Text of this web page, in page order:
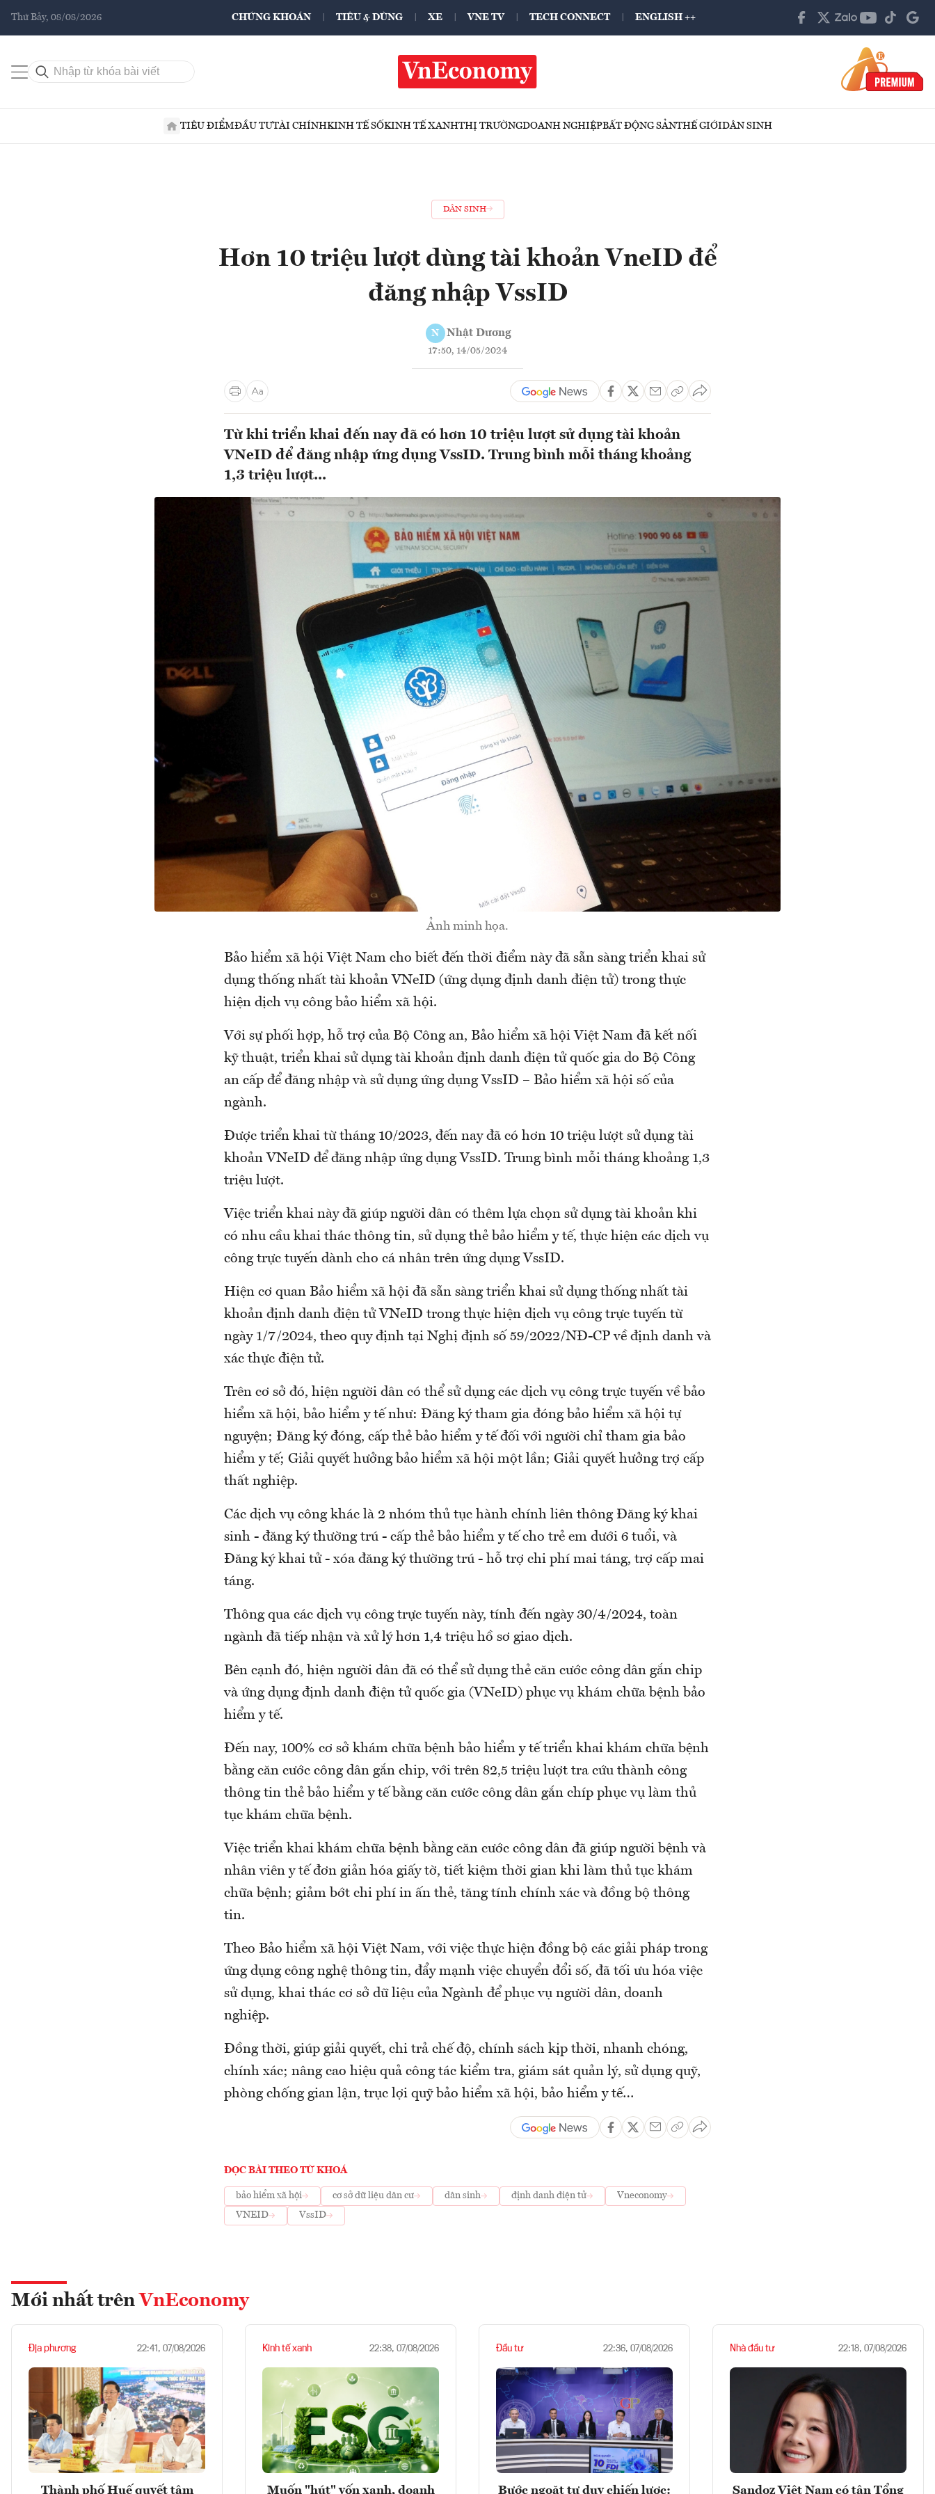
Thứ Bảy, 08/08/2026 CHỨNG KHOÁN TIÊU & DÙNG XE VNE TV TECH CONNECT ENGLISH ++
TIÊU ĐIỂMĐẦU TƯTÀI CHÍNHKINH TẾ SỐKINH TẾ XANHTHỊ TRƯỜNGDOANH NGHIỆPBẤT ĐỘNG SẢNTHẾ GIỚIDÂN SINH
DÂN SINH
Hơn 10 triệu lượt dùng tài khoản VneID để
đăng nhập VssID
N Nhật Dương
17:50, 14/05/2024
Từ khi triển khai đến nay đã có hơn 10 triệu lượt sử dụng tài khoản
VNeID để đăng nhập ứng dụng VssID. Trung bình mỗi tháng khoảng
1,3 triệu lượt...
Ảnh minh họa.
Bảo hiểm xã hội Việt Nam cho biết đến thời điểm này đã sẵn sàng triển khai sử
dụng thống nhất tài khoản VNeID (ứng dụng định danh điện tử) trong thực
hiện dịch vụ công bảo hiểm xã hội.
Với sự phối hợp, hỗ trợ của Bộ Công an, Bảo hiểm xã hội Việt Nam đã kết nối
kỹ thuật, triển khai sử dụng tài khoản định danh điện tử quốc gia do Bộ Công
an cấp để đăng nhập và sử dụng ứng dụng VssID – Bảo hiểm xã hội số của
ngành.
Được triển khai từ tháng 10/2023, đến nay đã có hơn 10 triệu lượt sử dụng tài
khoản VNeID để đăng nhập ứng dụng VssID. Trung bình mỗi tháng khoảng 1,3
triệu lượt.
Việc triển khai này đã giúp người dân có thêm lựa chọn sử dụng tài khoản khi
có nhu cầu khai thác thông tin, sử dụng thẻ bảo hiểm y tế, thực hiện các dịch vụ
công trực tuyến dành cho cá nhân trên ứng dụng VssID.
Hiện cơ quan Bảo hiểm xã hội đã sẵn sàng triển khai sử dụng thống nhất tài
khoản định danh điện tử VNeID trong thực hiện dịch vụ công trực tuyến từ
ngày 1/7/2024, theo quy định tại Nghị định số 59/2022/NĐ-CP về định danh và
xác thực điện tử.
Trên cơ sở đó, hiện người dân có thể sử dụng các dịch vụ công trực tuyến về bảo
hiểm xã hội, bảo hiểm y tế như: Đăng ký tham gia đóng bảo hiểm xã hội tự
nguyện; Đăng ký đóng, cấp thẻ bảo hiểm y tế đối với người chỉ tham gia bảo
hiểm y tế; Giải quyết hưởng bảo hiểm xã hội một lần; Giải quyết hưởng trợ cấp
thất nghiệp.
Các dịch vụ công khác là 2 nhóm thủ tục hành chính liên thông Đăng ký khai
sinh - đăng ký thường trú - cấp thẻ bảo hiểm y tế cho trẻ em dưới 6 tuổi, và
Đăng ký khai tử - xóa đăng ký thường trú - hỗ trợ chi phí mai táng, trợ cấp mai
táng.
Thông qua các dịch vụ công trực tuyến này, tính đến ngày 30/4/2024, toàn
ngành đã tiếp nhận và xử lý hơn 1,4 triệu hồ sơ giao dịch.
Bên cạnh đó, hiện người dân đã có thể sử dụng thẻ căn cước công dân gắn chip
và ứng dụng định danh điện tử quốc gia (VNeID) phục vụ khám chữa bệnh bảo
hiểm y tế.
Đến nay, 100% cơ sở khám chữa bệnh bảo hiểm y tế triển khai khám chữa bệnh
bằng căn cước công dân gắn chip, với trên 82,5 triệu lượt tra cứu thành công
thông tin thẻ bảo hiểm y tế bằng căn cước công dân gắn chíp phục vụ làm thủ
tục khám chữa bệnh.
Việc triển khai khám chữa bệnh bằng căn cước công dân đã giúp người bệnh và
nhân viên y tế đơn giản hóa giấy tờ, tiết kiệm thời gian khi làm thủ tục khám
chữa bệnh; giảm bớt chi phí in ấn thẻ, tăng tính chính xác và đồng bộ thông
tin.
Theo Bảo hiểm xã hội Việt Nam, với việc thực hiện đồng bộ các giải pháp trong
ứng dụng công nghệ thông tin, đẩy mạnh việc chuyển đổi số, đã tối ưu hóa việc
sử dụng, khai thác cơ sở dữ liệu của Ngành để phục vụ người dân, doanh
nghiệp.
Đồng thời, giúp giải quyết, chi trả chế độ, chính sách kịp thời, nhanh chóng,
chính xác; nâng cao hiệu quả công tác kiểm tra, giám sát quản lý, sử dụng quỹ,
phòng chống gian lận, trục lợi quỹ bảo hiểm xã hội, bảo hiểm y tế…
ĐỌC BÀI THEO TỪ KHOÁ
bảo hiểm xã hội cơ sở dữ liệu dân cư dân sinh định danh điện tử
Vneconomy
VNEID
VssID
Mới nhất trên VnEconomy
Địa phương 22:41, 07/08/2026
Thành phố Huế quyết tâm
Kinh tế xanh 22:38, 07/08/2026
Muốn "hút" vốn xanh, doanh
Đầu tư 22:36, 07/08/2026
Bước ngoặt tư duy chiến lược:
Nhà đầu tư 22:18, 07/08/2026
Sandoz Việt Nam có tân Tổng